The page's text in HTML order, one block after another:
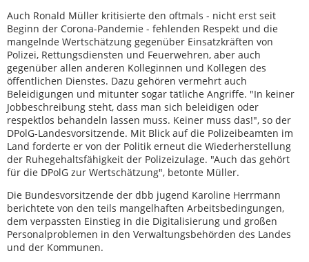
Auch Ronald Müller kritisierte den oftmals - nicht erst seit
Beginn der Corona-Pandemie - fehlenden Respekt und die
mangelnde Wertschätzung gegenüber Einsatzkräften von
Polizei, Rettungsdiensten und Feuerwehren, aber auch
gegenüber allen anderen Kolleginnen und Kollegen des
öffentlichen Dienstes. Dazu gehören vermehrt auch
Beleidigungen und mitunter sogar tätliche Angriffe. "In keiner
Jobbeschreibung steht, dass man sich beleidigen oder
respektlos behandeln lassen muss. Keiner muss das!", so der
DPolG-Landesvorsitzende. Mit Blick auf die Polizeibeamten im
Land forderte er von der Politik erneut die Wiederherstellung
der Ruhegehaltsfähigkeit der Polizeizulage. "Auch das gehört
für die DPolG zur Wertschätzung", betonte Müller.
Die Bundesvorsitzende der dbb jugend Karoline Herrmann
berichtete von den teils mangelhaften Arbeitsbedingungen,
dem verpassten Einstieg in die Digitalisierung und großen
Personalproblemen in den Verwaltungsbehörden des Landes
und der Kommunen.